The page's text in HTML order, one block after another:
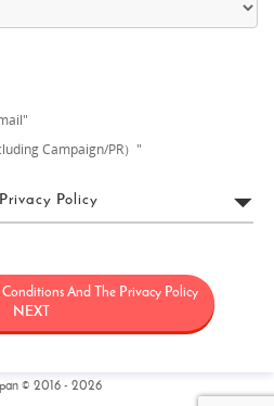
Campaign/PR）"
Policy
関する情報（観光・製品・サービス
日本に対する関心を高めることを目
イト（理由の如何を問わず後日改定
提供されるサービス（情報提供及び
Conditions And The Privacy Policy
NEXT
© 2016 - 2026